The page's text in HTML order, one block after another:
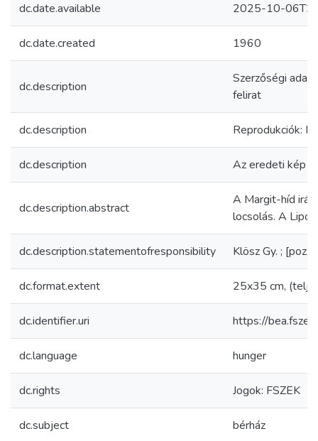
dc.date.available 2025-10-
dc.date.created 1960
dc.description
Szerzőségi adat
felirat
dc.description Reprodukciók:
dc.description Az eredeti kép
dc.description.abstract
A Margit-híd
locsolás. A
dc.description.statementofresponsibility Klösz Gy. ; [poz.
dc.format.extent 25x35 cm,
dc.identifier.uri https://
dc.language hunger
dc.rights Jogok: FSZEK
dc.subject bérház